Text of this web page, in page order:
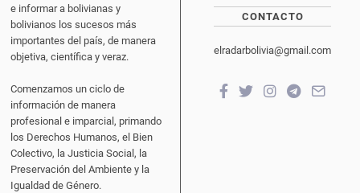
e informar a bolivianas y
bolivianos los sucesos más
importantes del país, de manera
objetiva, científica y veraz.
Comenzamos un ciclo de
información de manera
profesional e imparcial, primando
los Derechos Humanos, el Bien
Colectivo, la Justicia Social, la
Preservación del Ambiente y la
Igualdad de Género.
CONTACTO
elradarbolivia@gmail.com